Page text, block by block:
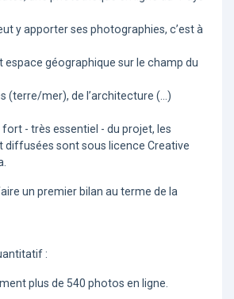
y apporter ses photographies, c’est à
espace géographique sur le champ du
(terre/mer), de l’architecture (...)
- très essentiel - du projet, les
diffusées sont sous licence Creative
un premier bilan au terme de la
:
plus de 540 photos en ligne.